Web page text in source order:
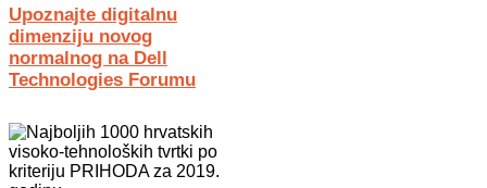
Upoznajte digitalnu
dimenziju novog
normalnog na Dell
Technologies Forumu